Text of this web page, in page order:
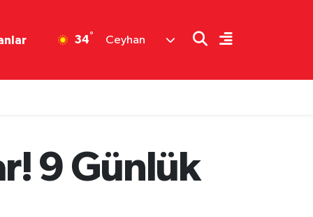
34° Ceyhan
9 Günlük